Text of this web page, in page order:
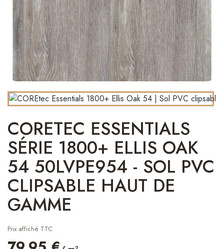
CORETEC ESSENTIALS
SÉRIE 1800+ ELLIS OAK
54 50LVPE954 - SOL PVC
CLIPSABLE HAUT DE
GAMME
Prix affiché TTC